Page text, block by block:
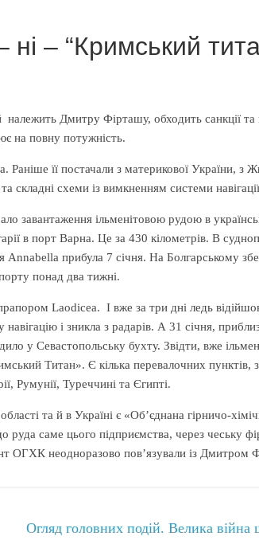
ні – “Кримський
Дмитру Фірташу, обходить санкції та
на повну потужність.
Раніше її постачали з материкової України, з
складні схеми із вимкненням системи
завантаження ільменітовою рудою в
в порт Варна. Це за 430 кілометрів. В
Annabella прибула 7 січня. На Болгарському
понад два тижні.
Laodicea. І вже за три дні ледь
і зникла з радарів. А 31 січня,
у Севастопольську бухту. Звідти, вже
Титан». Є кілька перевалочних пунктів,
Румунії, Туреччині та Єгипті.
та й в Україні є «Об’єднана гірничо-
руда саме цього підприємства, через чеську
ОГХК неодноразово пов’язували із Дмитром
Огляд головних подій. Велика війна